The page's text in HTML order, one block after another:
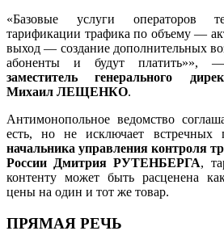
«Базовые услуги операторов
тарификации трафика по объему —
выход — создание дополнительных
абоненты и будут платить»»,
заместитель генерального
Михаил ЛЕЩЕНКО.
Антимонопольное ведомство
есть, но не исключает встречных
начальника управления контроля
России Дмитрия РУТЕНБЕРГА,
контенту может быть расценена
цены на один и тот же товар.
ПРЯМАЯ РЕЧЬ